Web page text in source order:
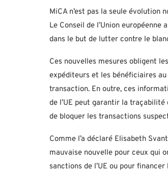
MiCA n’est pas la seule évolution
Le Conseil de l’Union
dans le but de lutter contre le
Ces nouvelles mesures obligent
expéditeurs et les bénéficiaires
transaction. En outre, ces
de l’UE peut garantir la traçabilité
de bloquer les transactions
Comme l’a déclaré Elisabeth
mauvaise nouvelle pour ceux qui
sanctions de l’UE ou pour